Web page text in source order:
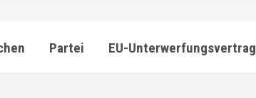
Partei EU-Unterwerfungsvertrag